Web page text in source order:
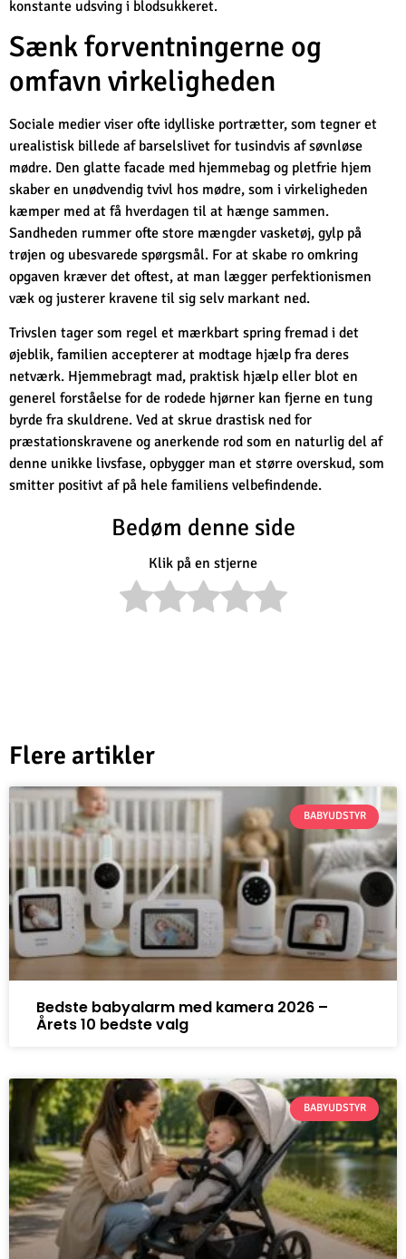
konstante udsving i blodsukkeret.
Sænk forventningerne og
omfavn virkeligheden
Sociale medier viser ofte idylliske portrætter, som tegner et
urealistisk billede af barselslivet for tusindvis af søvnløse
mødre. Den glatte facade med hjemmebag og pletfrie hjem
skaber en unødvendig tvivl hos mødre, som i virkeligheden
kæmper med at få hverdagen til at hænge sammen.
Sandheden rummer ofte store mængder vasketøj, gylp på
trøjen og ubesvarede spørgsmål. For at skabe ro omkring
opgaven kræver det oftest, at man lægger perfektionismen
væk og justerer kravene til sig selv markant ned.
Trivslen tager som regel et mærkbart spring fremad i det
øjeblik, familien accepterer at modtage hjælp fra deres
netværk. Hjemmebragt mad, praktisk hjælp eller blot en
generel forståelse for de rodede hjørner kan fjerne en tung
byrde fra skuldrene. Ved at skrue drastisk ned for
præstationskravene og anerkende rod som en naturlig del af
denne unikke livsfase, opbygger man et større overskud, som
smitter positivt af på hele familiens velbefindende.
Bedøm denne side
Klik på en stjerne
Flere artikler
BABYUDSTYR
Bedste babyalarm med kamera 2026 –
Årets 10 bedste valg
BABYUDSTYR